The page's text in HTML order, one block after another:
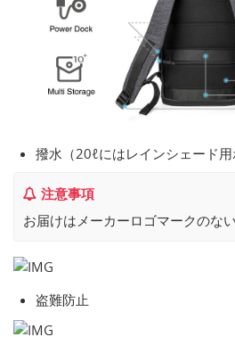
撥水（20ℓにはレインシェード用
注意事項
お届けはメーカーロゴマークのな
盗難防止